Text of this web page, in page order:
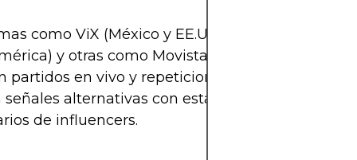
como ViX (México y EE.UU.), Peacock
y otras como Movistar+, Claro Video o
partidos en vivo y repeticiones bajo demanda.
señales alternativas con estadísticas en tiempo
de influencers.